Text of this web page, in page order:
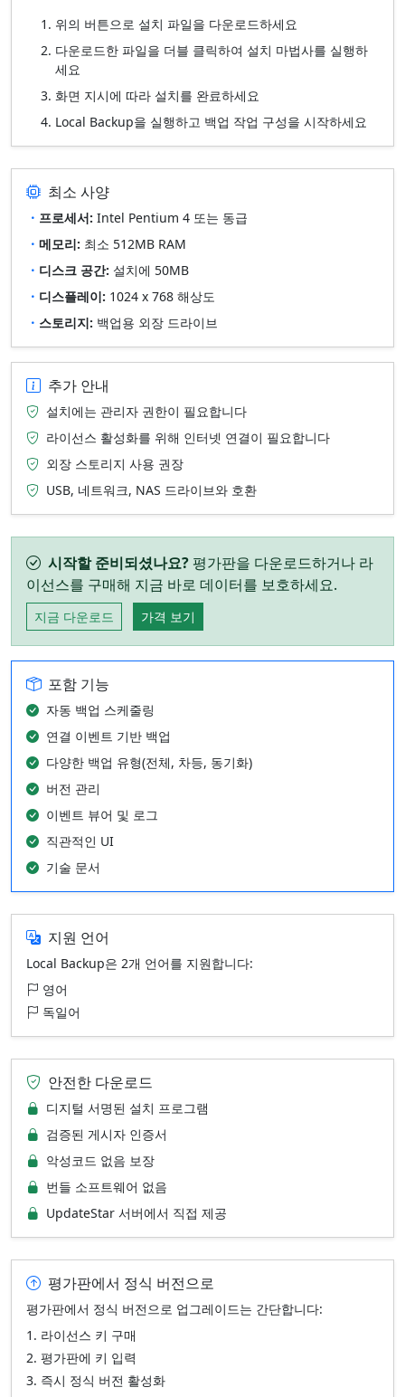
위의 버튼으로 설치 파일을 다운로드하세요
다운로드한 파일을 더블 클릭하여 설치 마법사를 실행하
세요
화면 지시에 따라 설치를 완료하세요
Local Backup을 실행하고 백업 작업 구성을 시작하세요
최소 사양
프로세서: Intel Pentium 4 또는 동급
메모리: 최소 512MB RAM
디스크 공간: 설치에 50MB
디스플레이: 1024 x 768 해상도
스토리지: 백업용 외장 드라이브
추가 안내
설치에는 관리자 권한이 필요합니다
라이선스 활성화를 위해 인터넷 연결이 필요합니다
외장 스토리지 사용 권장
USB, 네트워크, NAS 드라이브와 호환
시작할 준비되셨나요? 평가판을 다운로드하거나 라
이선스를 구매해 지금 바로 데이터를 보호하세요.
지금 다운로드 가격 보기
포함 기능
자동 백업 스케줄링
연결 이벤트 기반 백업
다양한 백업 유형(전체, 차등, 동기화)
버전 관리
이벤트 뷰어 및 로그
직관적인 UI
기술 문서
지원 언어
Local Backup은 2개 언어를 지원합니다:
영어
독일어
안전한 다운로드
디지털 서명된 설치 프로그램
검증된 게시자 인증서
악성코드 없음 보장
번들 소프트웨어 없음
UpdateStar 서버에서 직접 제공
평가판에서 정식 버전으로
평가판에서 정식 버전으로 업그레이드는 간단합니다:
라이선스 키 구매
평가판에 키 입력
즉시 정식 버전 활성화